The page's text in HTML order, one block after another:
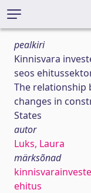
pealkiri
Kinnisvara
seos
The relationship
changes in
States
autor
Luks, Laura
märksõnad
ehitus